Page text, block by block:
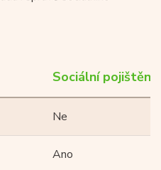
Sociální pojištění
Ne
Ano